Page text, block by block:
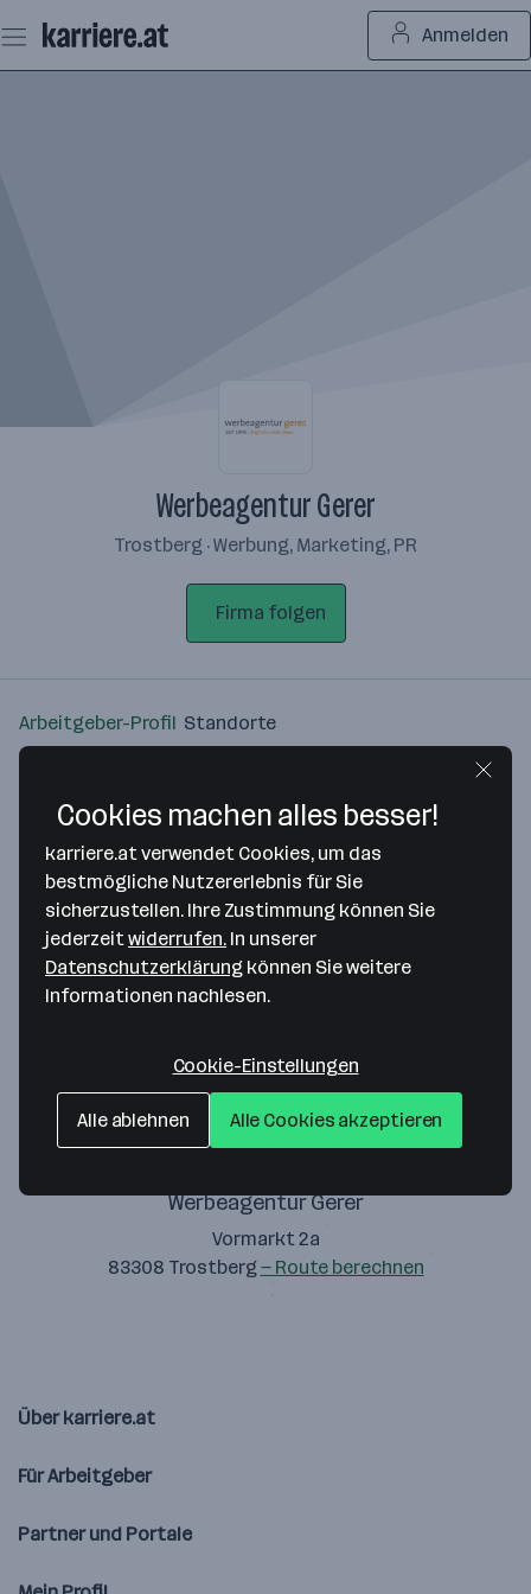
Seiteninhalt
springen
Anmelden
Werbeagentur Gerer
Trostberg · Werbung, Marketing, PR
Firma folgen
Arbeitgeber-Profil Standorte
Bitte stimme unseren Cookie-
Richtlinien zu, um diese Karte
anzuzeigen.
Werbeagentur Gerer
Vormarkt 2a
83308 Trostberg — Route berechnen
Über karriere.at
Für Arbeitgeber
Partner und Portale
Cookies machen alles besser!
karriere.at verwendet Cookies, um das
bestmögliche Nutzererlebnis für Sie
sicherzustellen. Ihre Zustimmung können Sie
jederzeitwiderrufen. In unserer
Datenschutzerklärung können Sie weitere
Informationen nachlesen.
Cookie-Einstellungen
Alle ablehnen Alle Cookies akzeptieren